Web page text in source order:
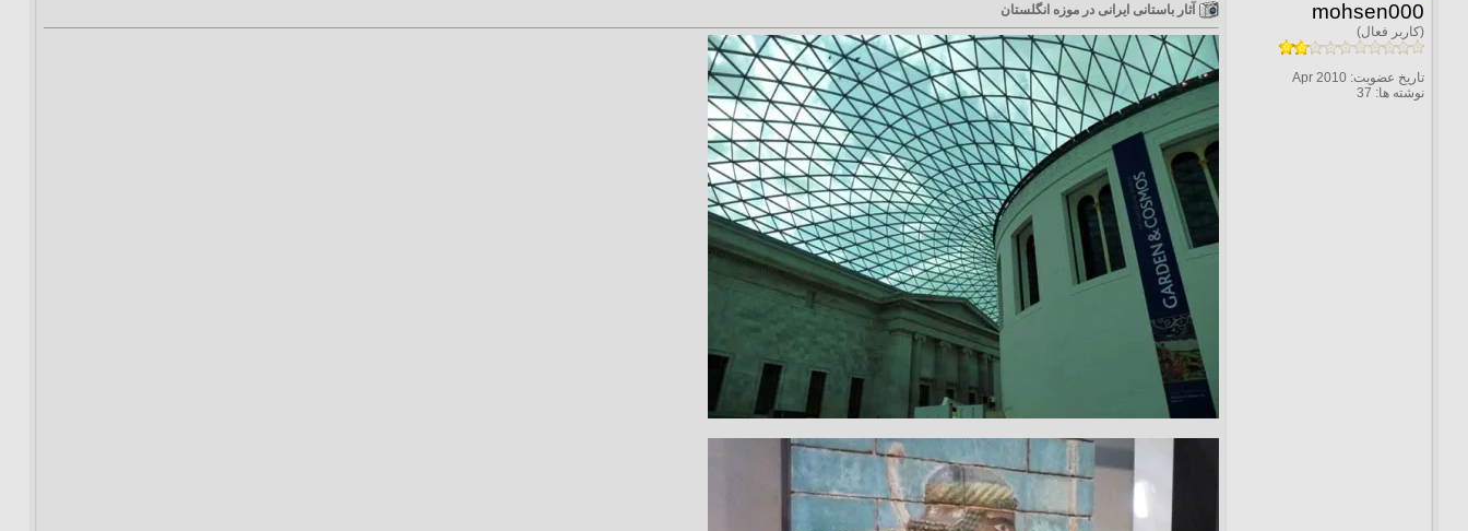
mohsen000
(کاربر فعال)
تاریخ عضویت: Apr 2010
نوشته ها: 37
آثار باستانی ایرانی در موزه انگلستان